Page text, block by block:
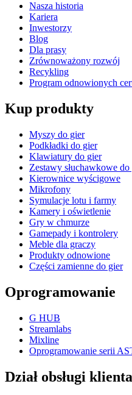
Nasza historia
Kariera
Inwestorzy
Blog
Dla prasy
Zrównoważony rozwój
Recykling
Program odnowionych
Kup produkty
Myszy do gier
Podkładki do gier
Klawiatury do gier
Zestawy słuchawkowe
Kierownice wyścigowe
Mikrofony
Symulacje lotu i farmy
Kamery i oświetlenie
Gry w chmurze
Gamepady i kontrolery
Meble dla graczy
Produkty odnowione
Części zamienne do gier
Oprogramowanie
G HUB
Streamlabs
Mixline
Oprogramowanie serii
Dział obsługi klienta